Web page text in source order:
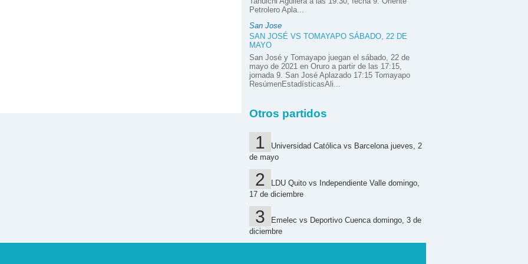
Petrolero Apla...
San Jose
SAN JOSÉ VS TOMAYAPO SÁBADO, 22 DE
MAYO
San José y Tomayapo juegan el sábado, 22 de
mayo de 2021 en Oruro a partir de las 17:15,
jornada 9. San José Aplazado 17:15 Tomayapo
ResúmenEstadísticasAli...
Otros partidos
Universidad Católica vs Barcelona jueves, 2
de mayo
LDU Quito vs Independiente Valle domingo,
17 de diciembre
Emelec vs Deportivo Cuenca domingo, 3 de
diciembre